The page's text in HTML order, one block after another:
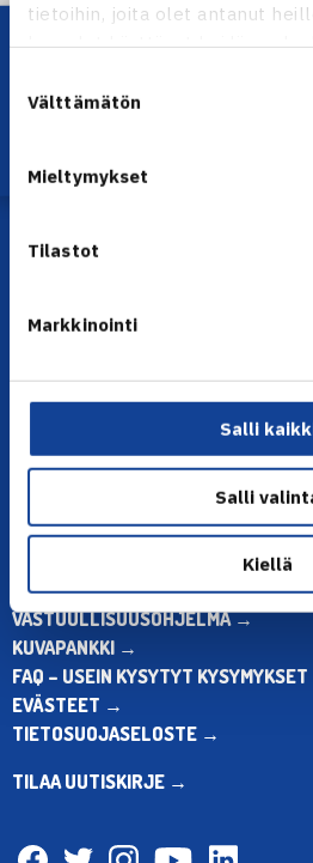
tietoihin, joita olet antanut
kun olet käyttänyt heidän
valinta
Välttämätön
Mieltymykset
Tilastot
Markkinointi
Salli
Salli
Kiellä
Lataa OmaTennis!
YHTEYSTIEDOT
Puh. 010 574 3959
ma-pe klo 10.00-12.00
Muina aikoina olkaa yhteydessä
sähköpostitse: toimisto@tennis.fi
ALOITA HARRASTUS →
TENNIKSEN STRATEGIA 2024 →
VASTUULLISUUSOHJELMA →
KUVAPANKKI →
FAQ – USEIN KYSYTYT
EVÄSTEET →
TIETOSUOJASELOSTE →
TILAA UUTISKIRJE →